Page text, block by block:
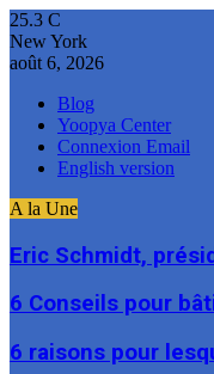
25.3 C
New York
août 6, 2026
Blog
Yoopya Center
Connexion Email
English version
A la Une
Eric Schmidt,
6 Conseils pour
6 raisons pour